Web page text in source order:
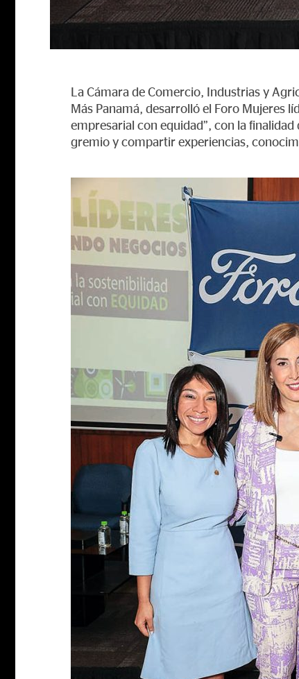
La Cámara de Comercio, Industrias y
Más Panamá, desarrolló el Foro Mujeres
empresarial con equidad”, con la
gremio y compartir experiencias,